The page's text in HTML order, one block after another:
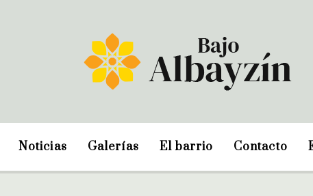
Noticias Galerías El barrio Contacto